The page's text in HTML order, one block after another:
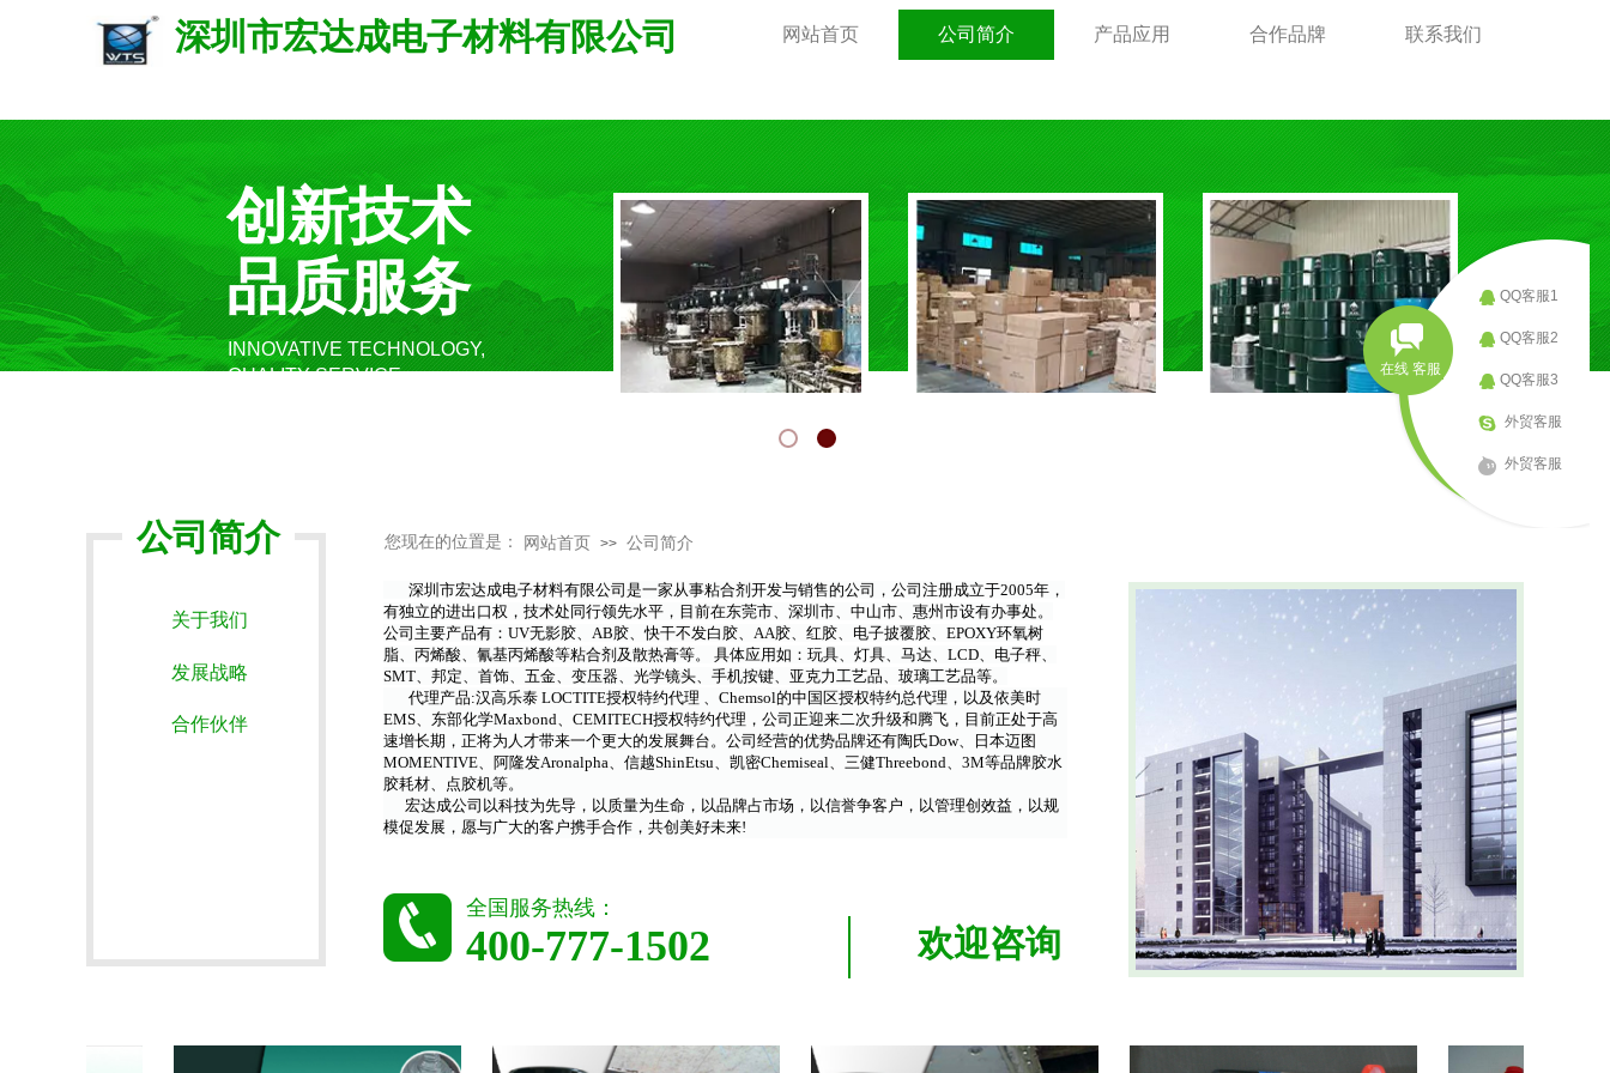
网站首页 公司简介 产品应用 合作品牌 联系我们
深圳市宏达成电子材料有限公司
创新技术
品质服务
INNOVATIVE TECHNOLOGY,
QUALITY SERVICE.
公司简介 您现在的位置是： 网站首页 >> 公司简介
深圳市宏达成电子材料有限公司是一家从事粘合剂开发与销售的公司，公司注册成立于2005年，
有独立的进出口权，技术处同行领先水平，目前在东莞市、深圳市、中山市、惠州市设有办事处。
公司主要产品有：UV无影胶、AB胶、快干不发白胶、AA胶、红胶、电子披覆胶、EPOXY环氧树
脂、丙烯酸、氰基丙烯酸等粘合剂及散热膏等。 具体应用如：玩具、灯具、马达、LCD、电子秤、
SMT、邦定、首饰、五金、变压器、光学镜头、手机按键、亚克力工艺品、玻璃工艺品等。
代理产品:汉高乐泰 LOCTITE授权特约代理 、Chemsol的中国区授权特约总代理，以及依美时
EMS、东部化学Maxbond、CEMITECH授权特约代理，公司正迎来二次升级和腾飞，目前正处于高
速增长期，正将为人才带来一个更大的发展舞台。 公司经营的优势品牌还有陶氏Dow、日本迈图
MOMENTIVE、阿隆发Aronalpha、信越ShinEtsu、凯密Chemiseal、三健Threebond、 3M等品牌胶水
胶耗材、点胶机等。
宏达成公司以科技为先导，以质量为生命，以品牌占市场，以信誉争客户，以管理创效益，以规
模促发展，愿与广大的客户携手合作，共创美好未来!
关于我们
发展战略
合作伙伴
全国服务热线：
400-777-1502 欢迎咨询
在线 客服
QQ客服1
QQ客服2
QQ客服3
外贸客服
外贸客服